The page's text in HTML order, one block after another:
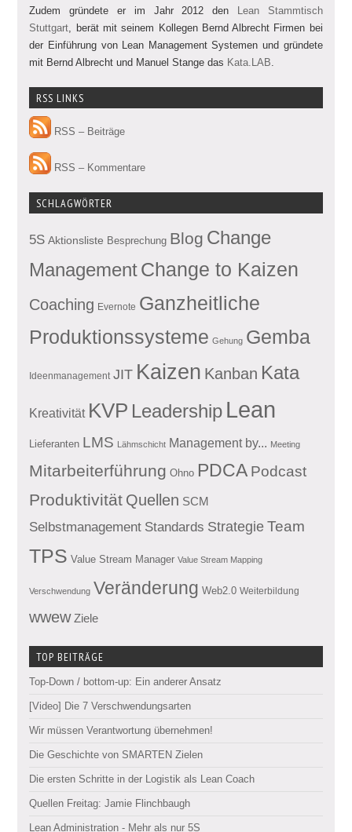
Zudem gründete er im Jahr 2012 den Lean Stammtisch
Stuttgart , berät mit seinem Kollegen Bernd Albrecht Firmen bei
der Einführung von Lean Management Systemen und gründete
mit Bernd Albrecht und Manuel Stange das Kata.LAB
RSS LINKS
RSS – Beiträge
RSS – Kommentare
SCHLAGWÖRTER
5S Aktionsliste Besprechung Blog Change
ManagementChange to Kaizen
Coaching Evernote Ganzheitliche
Produktionssysteme Gehung Gemba
Ideenmanagement JIT Kaizen Kanban Kata
Kreativität KVP Leadership Lean
Lieferanten LMS Lähmschicht Management by... Meeting
Mitarbeiterführung Ohno PDCA Podcast
Produktivität Quellen SCM
Selbstmanagement Standards Strategie Team
TPS Value Stream Manager Value Stream Mapping
Verschwendung Veränderung Web2.0 Weiterbildung
wwew Ziele
TOP BEITRÄGE
Top-Down / bottom-up: Ein anderer Ansatz
[Video] Die 7 Verschwendungsarten
Wir müssen Verantwortung übernehmen!
Die Geschichte von SMARTEN Zielen
Die ersten Schritte in der Logistik als Lean Coach
Quellen Freitag: Jamie Flinchbaugh
Lean Administration - Mehr als nur 5S